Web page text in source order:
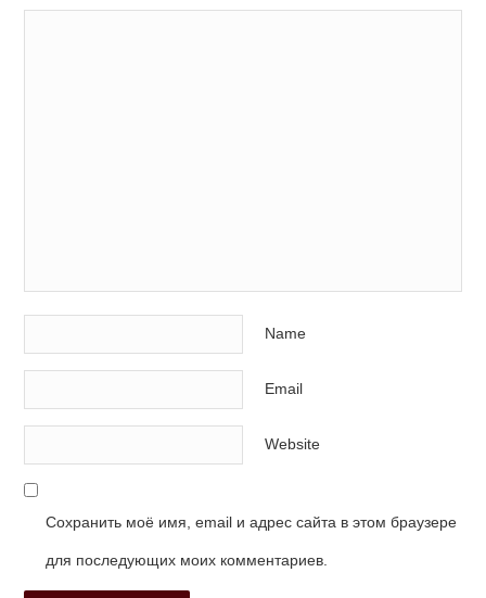
Name
Email
Website
Сохранить моё имя, email и адрес сайта в этом браузере
для последующих моих комментариев.